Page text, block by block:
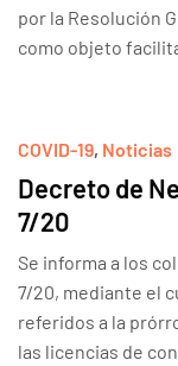
por la Resolución
como objeto
COVID-19, Noticias
Decreto de
7/20
Se informa a los
7/20, mediante el
referidos a la
las licencias de